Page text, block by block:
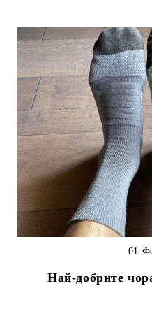
Най-добрите
01